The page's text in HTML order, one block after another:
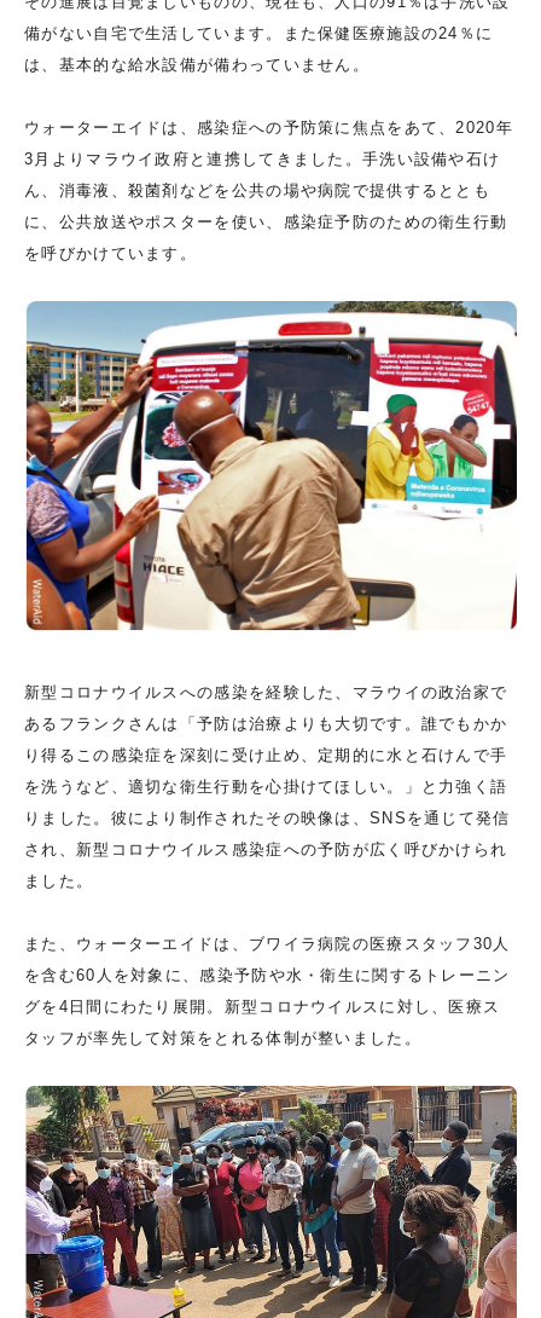
備がない自宅で生活しています。また保健医療施設の24％に
は、基本的な給水設備が備わっていません。
ウォーターエイドは、感染症への予防策に焦点をあて、2020年
3月よりマラウイ政府と連携してきました。手洗い設備や石け
ん、消毒液、殺菌剤などを公共の場や病院で提供するととも
に、公共放送やポスターを使い、感染症予防のための衛生行動
を呼びかけています。
新型コロナウイルスへの感染を経験した、マラウイの政治家で
あるフランクさんは「予防は治療よりも大切です。誰でもかか
り得るこの感染症を深刻に受け止め、定期的に水と石けんで手
を洗うなど、適切な衛生行動を心掛けてほしい。」と力強く語
りました。彼により制作されたその映像は、SNSを通じて発信
され、新型コロナウイルス感染症への予防が広く呼びかけられ
ました。
また、ウォーターエイドは、ブワイラ病院の医療スタッフ30人
を含む60人を対象に、感染予防や水・衛生に関するトレーニン
グを4日間にわたり展開。新型コロナウイルスに対し、医療ス
タッフが率先して対策をとれる体制が整いました。